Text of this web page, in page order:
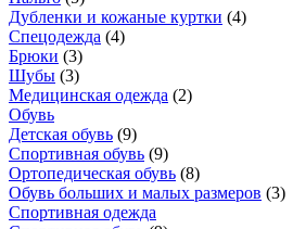
Дубленки и кожаные куртки (4)
Спецодежда (4)
Брюки (3)
Шубы (3)
Медицинская одежда (2)
Обувь
Детская обувь (9)
Спортивная обувь (9)
Ортопедическая обувь (8)
Обувь больших и малых размеров (3)
Спортивная одежда